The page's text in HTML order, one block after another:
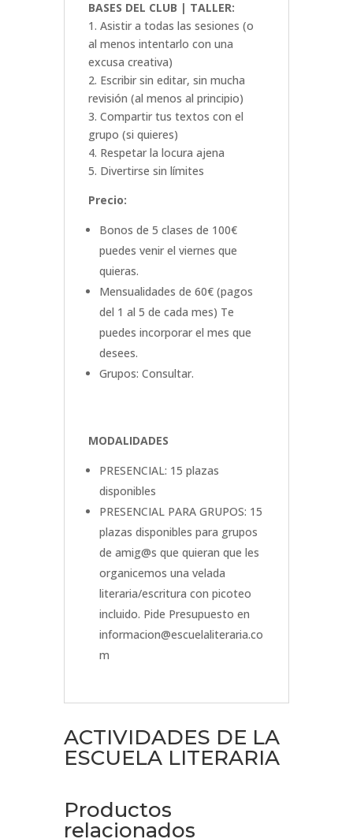
BASES DEL CLUB | TALLER:
1. Asistir a todas las sesiones (o
al menos intentarlo con una
excusa creativa)
2. Escribir sin editar, sin mucha
revisión (al menos al principio)
3. Compartir tus textos con el
grupo (si quieres)
4. Respetar la locura ajena
5. Divertirse sin límites
Precio:
Bonos de 5 clases de 100€
puedes venir el viernes que
quieras.
Mensualidades de 60€ (pagos
del 1 al 5 de cada mes) Te
puedes incorporar el mes que
desees.
Grupos: Consultar.
MODALIDADES
PRESENCIAL: 15 plazas
disponibles
PRESENCIAL PARA GRUPOS: 15
plazas disponibles para grupos
de amig@s que quieran que les
organicemos una velada
literaria/escritura con picoteo
incluido. Pide Presupuesto en
informacion@escuelaliteraria.co
m
ACTIVIDADES DE LA
ESCUELA LITERARIA
Productos
relacionados